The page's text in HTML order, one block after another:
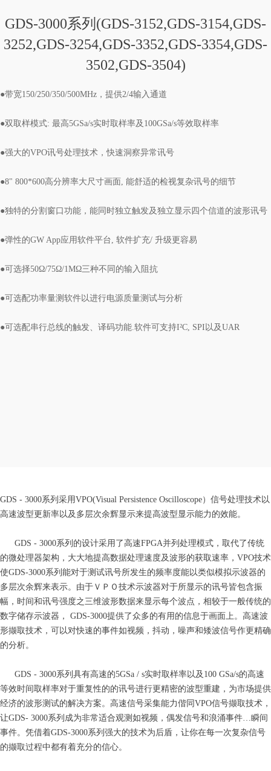
●带宽150/250/350/500MHz，提供2/4输入通道
●双取样模式: 最高5GSa/s实时取样率及100GSa/s等效取样率
●强大的VPO讯号处理技术，快速洞察异常讯号
●8" 800*600高分辨率大尺寸画面, 能舒适的检视复杂讯号的细节
●独特的分割窗口功能，能同时独立触发及独立显示四个信道的波形讯号
●弹性的GW App应用软件平台, 软件扩充/ 升级更容易
●可选择50Ω/75Ω/1MΩ三种不同的输入阻抗
●可选配功率量测软件以进行电源质量测试与分析
●可选配串行总线的触发、译码功能.软件可支持I²C, SPI以及UAR
GDS-3000系列(GDS-3152,GDS-3154,GDS-
3252,GDS-3254,GDS-3352,GDS-3354,GDS-
3502,GDS-3504)
GDS - 3000系列采用VPO(Visual Persistence Oscilloscope）信号处理技术以
高速波型更新率以及多层次余辉显示来提高波型显示能力的效能。
GDS - 3000系列的设计采用了高速FPGA并列处理模式，取代了传统
的微处理器架构，大大地提高数据处理速度及波形的获取速率，VPO技术
使GDS-3000系列能对于测试讯号所发生的频率度能以类似模拟示波器的
多层次余辉来表示。由于ＶＰＯ技术示波器对于所显示的讯号皆包含振
幅，时间和讯号强度之三维波形数据来显示每个波点，相较于一般传统的
数字储存示波器， GDS-3000提供了众多的有用的信息于画面上。高速波
形撷取技术，可以对快速的事件如视频，抖动，噪声和矮波信号作更精确
的分析。
GDS - 3000系列具有高速的5GSa / s实时取样率以及100 GSa/s的高速
等效时间取样率对于重复性的的讯号进行更精密的波型重建，为市场提供
经济的波形测试的解决方案。高速信号采集能力偕同VPO信号撷取技术，
让GDS- 3000系列成为非常适合观测如视频，偶发信号和浪涌事件…瞬间
事件。凭借着GDS-3000系列强大的技术为后盾，让你在每一次复杂信号
的撷取过程中都有着充分的信心。